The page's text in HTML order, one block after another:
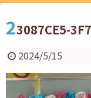
23087CE5-
2024/5/15